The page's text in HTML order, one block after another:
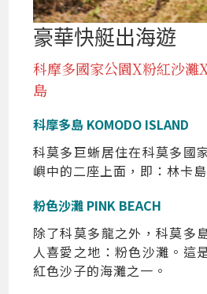
豪華快艇出海遊
科摩多國家公園X粉紅沙灘
島
科摩多島 KOMODO ISLAND
科莫多巨蜥居住在科莫多國
嶼中的二座上面，即：林卡
粉色沙灘 PINK BEACH
除了科莫多龍之外，科莫多
人喜愛之地：粉色沙灘。這
紅色沙子的海灘之一。